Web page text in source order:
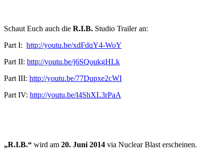
Schaut Euch auch die R.I.B. Studio Trailer an:
Part I: http://youtu.be/xdFdqY4-WoY
Part II: http://youtu.be/j6SQoukgHLk
Part III: http://youtu.be/77Dupxe2cWI
Part IV: http://youtu.be/l4ShXL3rPaA
„R.I.B.“ wird am 20. Juni 2014 via Nuclear Blast erscheinen.